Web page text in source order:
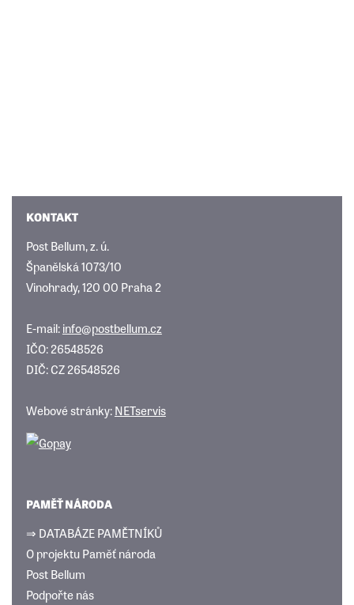
KONTAKT
Post Bellum, z. ú.
Španělská 1073/10
Vinohrady, 120 00 Praha 2
E-mail:info@postbellum.cz
IČO: 26548526
DIČ: CZ 26548526
Webové stránky:NETservis
PAMĚŤ NÁRODA
⇒ DATABÁZE PAMĚTNÍKŮ
O projektu Paměť národa
Post Bellum
Podpořte nás